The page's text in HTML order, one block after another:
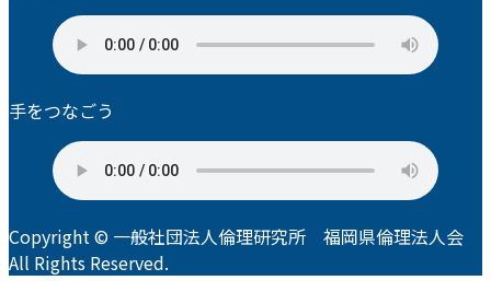
手をつなごう
Copyright © 一般社団法人倫理研究所 福岡県倫理法人会
All Rights Reserved.